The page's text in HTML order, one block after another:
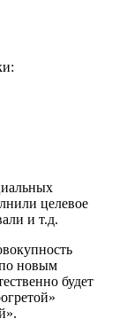
целевое
и т.д.
по новым
будет